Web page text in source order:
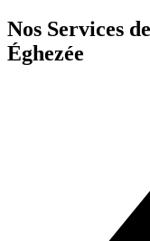
Nos Services de
Éghezée